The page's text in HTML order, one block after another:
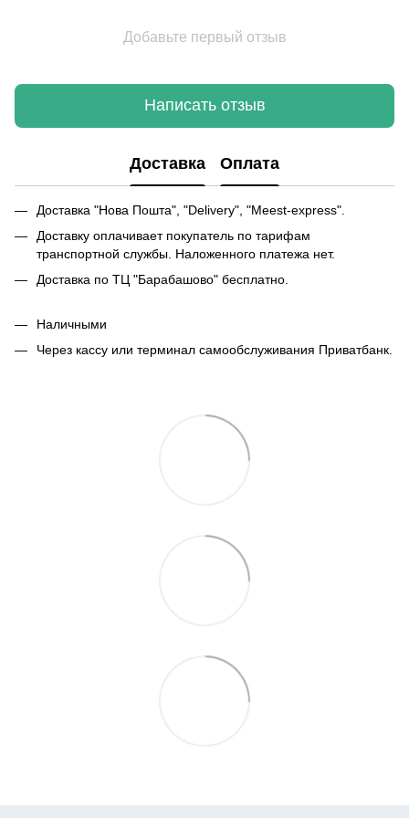
Добавьте первый отзыв
Написать отзыв
Доставка Оплата
Доставка "Нова Пошта", "Delivery", "Meest-express".
Доставку оплачивает покупатель по тарифам
транспортной службы. Наложенного платежа нет.
Доставка по ТЦ "Барабашово" бесплатно.
Наличными
Через кассу или терминал самообслуживания Приватбанк.